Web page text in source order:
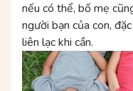
nếu có thể, bố mẹ
người bạn của con,
liên lạc khi cần.